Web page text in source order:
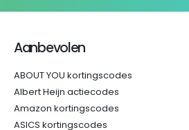
Aanbevolen
ABOUT YOU kortingscodes
Albert Heijn actiecodes
Amazon kortingscodes
ASICS kortingscodes